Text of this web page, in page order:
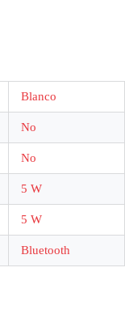
Blanco
No
No
5 W
5 W
Bluetooth